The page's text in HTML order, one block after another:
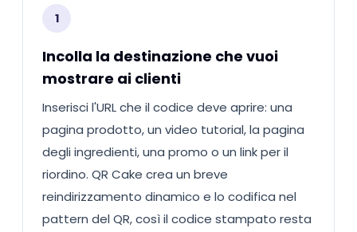
1
Incolla la destinazione che vuoi
mostrare ai clienti
Inserisci l'URL che il codice deve aprire: una
pagina prodotto, un video tutorial, la pagina
degli ingredienti, una promo o un link per il
riordino. QR Cake crea un breve
reindirizzamento dinamico e lo codifica nel
pattern del QR, così il codice stampato resta